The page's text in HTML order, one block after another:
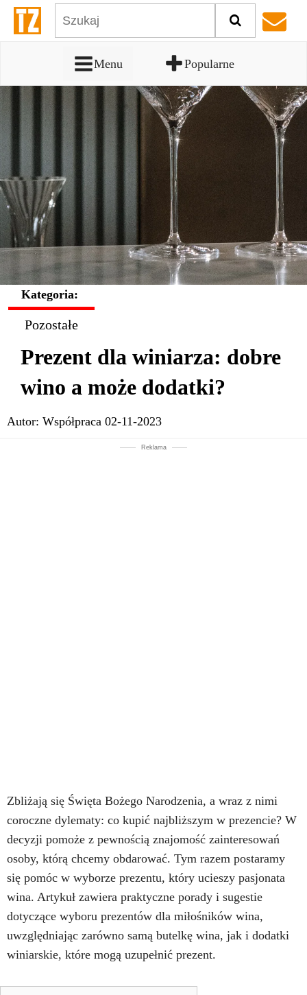
Menu Popularne
Kategoria:
Pozostałe
Prezent dla winiarza: dobre
wino a może dodatki?
Autor: Współpraca 02-11-2023
Reklama
Zbliżają się Święta Bożego Narodzenia, a wraz z nimi
coroczne dylematy: co kupić najbliższym w prezencie? W
decyzji pomoże z pewnością znajomość zainteresowań
osoby, którą chcemy obdarować. Tym razem postaramy
się pomóc w wyborze prezentu, który ucieszy pasjonata
wina. Artykuł zawiera praktyczne porady i sugestie
dotyczące wyboru prezentów dla miłośników wina,
uwzględniając zarówno samą butelkę wina, jak i dodatki
winiarskie, które mogą uzupełnić prezent.